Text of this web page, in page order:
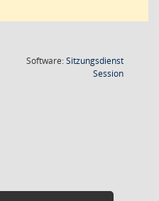
Software:Sitzungsdienst
Session(Wird in